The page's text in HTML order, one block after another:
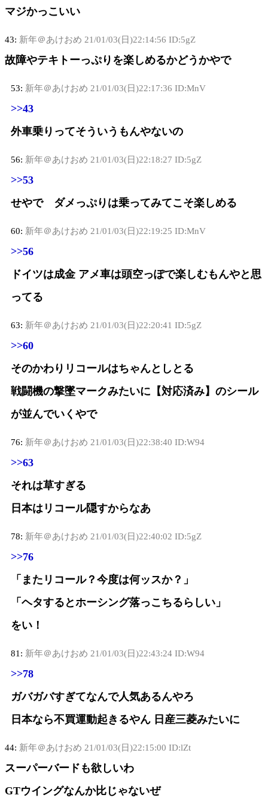
マジかっこいい
43: 新年＠あけおめ 21/01/03(日)22:14:56 ID:5gZ
故障やテキトーっぷりを楽しめるかどうかやで
53: 新年＠あけおめ 21/01/03(日)22:17:36 ID:MnV
>>43
外車乗りってそういうもんやないの
56: 新年＠あけおめ 21/01/03(日)22:18:27 ID:5gZ
>>53
せやで ダメっぷりは乗ってみてこそ楽しめる
60: 新年＠あけおめ 21/01/03(日)22:19:25 ID:MnV
>>56
ドイツは成金 アメ車は頭空っぽで楽しむもんやと思
ってる
63: 新年＠あけおめ 21/01/03(日)22:20:41 ID:5gZ
>>60
そのかわりリコールはちゃんとしとる
戦闘機の撃墜マークみたいに【対応済み】のシール
が並んでいくやで
76: 新年＠あけおめ 21/01/03(日)22:38:40 ID:W94
>>63
それは草すぎる
日本はリコール隠すからなあ
78: 新年＠あけおめ 21/01/03(日)22:40:02 ID:5gZ
>>76
「またリコール？今度は何ッスか？」
「ヘタするとホーシング落っこちるらしい」
をい！
81: 新年＠あけおめ 21/01/03(日)22:43:24 ID:W94
>>78
ガバガバすぎてなんで人気あるんやろ
日本なら不買運動起きるやん 日産三菱みたいに
44: 新年＠あけおめ 21/01/03(日)22:15:00 ID:lZt
スーパーバードも欲しいわ
GTウイングなんか比じゃないぜ